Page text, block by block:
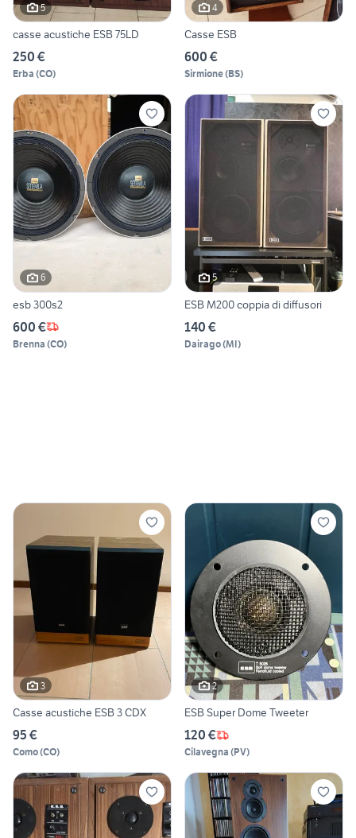
5
casse acustiche ESB 75LD
250 €
Erba (CO)
4
Casse ESB
600 €
Sirmione(BS)
6
esb 300s2
600 €
Brenna (CO)
5
ESB M200 coppia di diffusori
140 €
Dairago(MI)
3
Casse acustiche ESB 3 CDX
95 €
Como(CO)
2
ESB Super Dome Tweeter
120 €
Cilavegna (PV)